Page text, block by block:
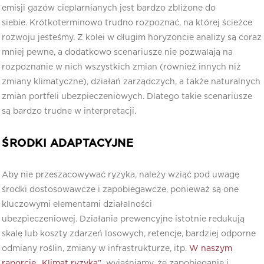
emisji gazów cieplarnianych jest bardzo zbliżone do
siebie. Krótkoterminowo trudno rozpoznać, na której ścieżce
rozwoju jesteśmy. Z kolei w długim horyzoncie analizy są coraz
mniej pewne, a dodatkowo scenariusze nie pozwalają na
rozpoznanie w nich wszystkich zmian (również innych niż
zmiany klimatyczne), działań zarządczych, a także naturalnych
zmian portfeli ubezpieczeniowych. Dlatego takie scenariusze
są bardzo trudne w interpretacji.
ŚRODKI ADAPTACYJNE
Aby nie przeszacowywać ryzyka, należy wziąć pod uwagę
środki dostosowawcze i zapobiegawcze, ponieważ są one
kluczowymi elementami działalności
ubezpieczeniowej. Działania prewencyjne istotnie redukują
skalę lub koszty zdarzeń losowych, retencje, bardziej odporne
odmiany roślin, zmiany w infrastrukturze, itp. W naszym